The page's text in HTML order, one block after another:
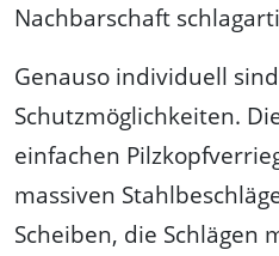
Nachbarschaft
Genauso individuell
Schutzmöglichkeiten.
einfachen
massiven
Scheiben, die Schlägen